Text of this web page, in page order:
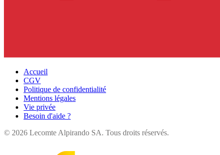
Accueil
CGV
Politique de confidentialité
Mentions légales
Vie privée
Besoin d'aide ?
© 2026 Lecomte Alpirando SA. Tous droits réservés.